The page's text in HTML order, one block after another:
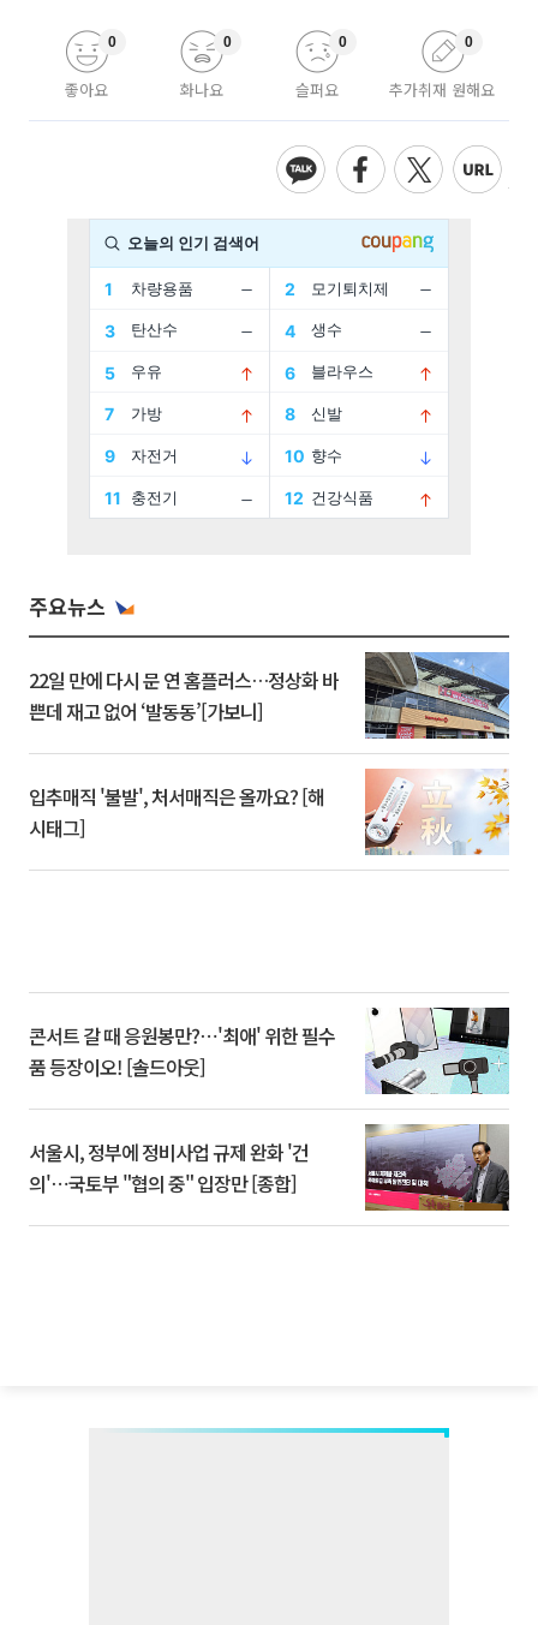
좋아요
0
화나요
0
슬퍼요
0
추가취재 원해요
0
주요뉴스
22일 만에 다시 문 연 홈플러스…정상화 바
쁜데 재고 없어 ‘발동동’[가보니]
입추매직 '불발', 처서매직은 올까요? [해
시태그]
콘서트 갈 때 응원봉만?⋯'최애' 위한 필수
품 등장이오! [솔드아웃]
서울시, 정부에 정비사업 규제 완화 '건
의'⋯국토부 "협의 중" 입장만 [종합]